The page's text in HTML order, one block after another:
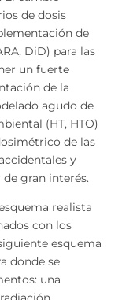
de dosis
de
DiD) para las
un fuerte
de la
agudo de
(HT, HTO)
de las
y
gran interés.
realista
con los
esquema
donde se
una